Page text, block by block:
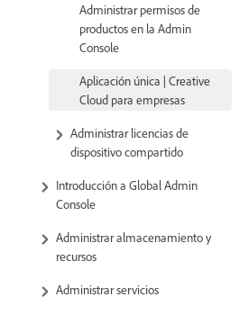
Administrar permisos de
productos en la Admin
Console
Aplicación única | Creative
Cloud para empresas
Administrar licencias de
dispositivo compartido
Introducción a Global Admin
Console
Administrar almacenamiento y
recursos
Administrar servicios